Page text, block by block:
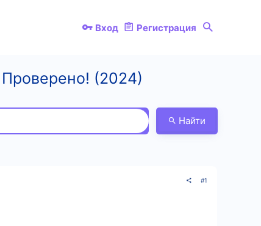
Вход Регистрация
Проверено! (2024)
Найти
#1